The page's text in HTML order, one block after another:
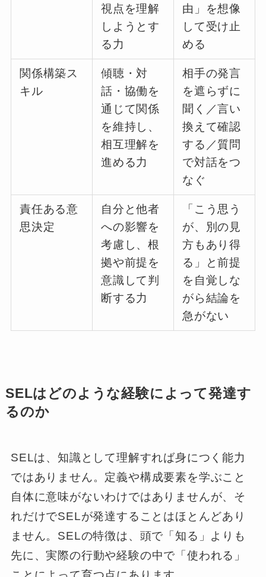
視点を理解
しようとす
る力
由」を想像
して受け止
める
関係構築ス
キル
傾聴・対
話・協働を
通じて関係
を維持し、
相互理解を
進める力
相手の発言
を遮らずに
聞く／言い
換えて確認
する／質問
で対話をつ
なぐ
責任ある意
思決定
自分と他者
への影響を
考慮し、根
拠や前提を
意識して判
断する力
「こう思う
が、別の見
方もあり得
る」と前提
を自覚しな
がら結論を
急がない
SELはどのような経験によって発達す
るのか
SELは、知識として理解すれば身につく能力
ではありません。定義や構成要素を学ぶこと
自体に意味がないわけではありませんが、そ
れだけでSELが発達することはほとんどあり
ません。SELの特徴は、頭で「知る」よりも
先に、実際の行動や経験の中で「使われる」